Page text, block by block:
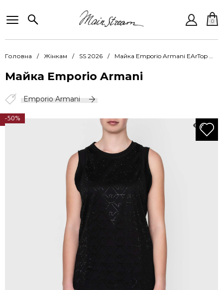
0
Головна Жінкам SS 2026 Майка Emporio Armani EArTop EW003602 AF10003 UC001
Майка Emporio Armani
Emporio Armani
-50%
156